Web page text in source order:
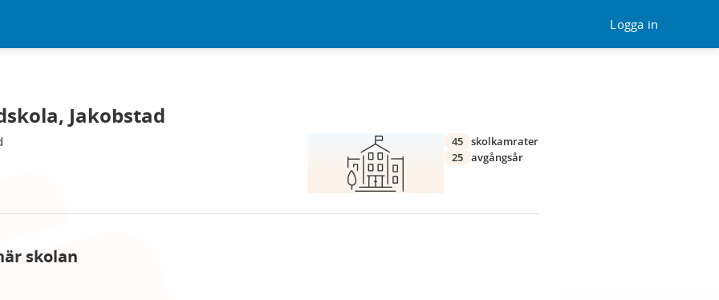
Logga in
Jakobstad
45 skolkamrater
25 avgångsår
skolan